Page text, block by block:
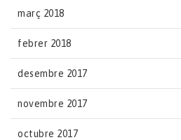
març 2018
febrer 2018
desembre 2017
novembre 2017
octubre 2017